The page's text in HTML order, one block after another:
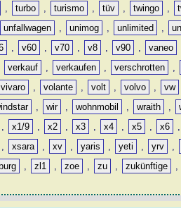
, turbo , turismo , tüv , twingo ,
unfallwagen , unimog , unlimited ,
, v60 , v70 , v8 , v90 , vaneo
verkauf , verkaufen , verschrotten ,
vivaro , volante , volt , volvo , vw
, wir , wohnmobil , wraith ,
, x1/9 , x2 , x3 , x4 , x5 , x6 ,
, xsara , xv , yaris , yeti , yrv ,
, zl1 , zoe , zu , zukünftige ,